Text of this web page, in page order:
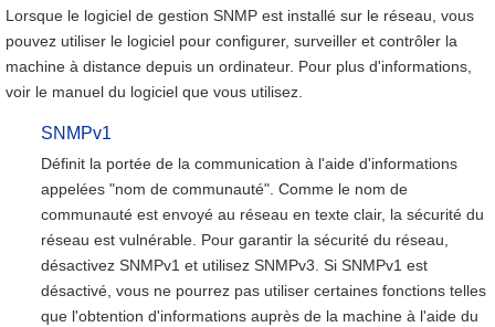
Lorsque le logiciel de gestion SNMP est installé sur le réseau, vous
pouvez utiliser le logiciel pour configurer, surveiller et contrôler la
machine à distance depuis un ordinateur. Pour plus d'informations,
voir le manuel du logiciel que vous utilisez.
SNMPv1
Définit la portée de la communication à l'aide d'informations
appelées "nom de communauté". Comme le nom de
communauté est envoyé au réseau en texte clair, la sécurité du
réseau est vulnérable. Pour garantir la sécurité du réseau,
désactivez SNMPv1 et utilisez SNMPv3. Si SNMPv1 est
désactivé, vous ne pourrez pas utiliser certaines fonctions telles
que l'obtention d'informations auprès de la machine à l'aide du